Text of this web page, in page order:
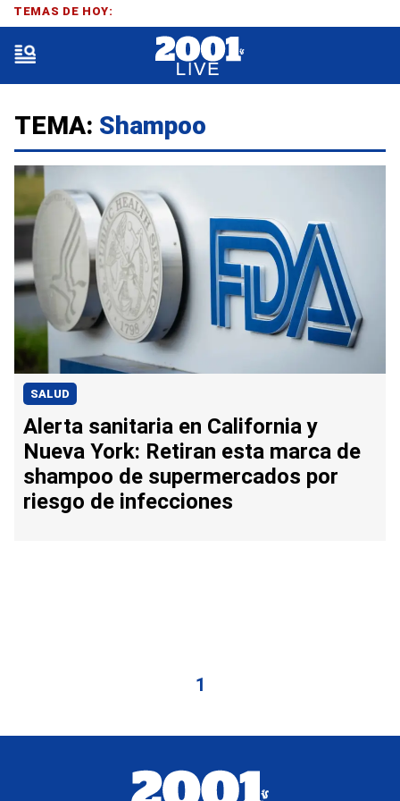
TEMA: Shampoo
SALUD
Alerta sanitaria en California y
Nueva York: Retiran esta marca de
shampoo de supermercados por
riesgo de infecciones
1
TEMAS DE HOY: